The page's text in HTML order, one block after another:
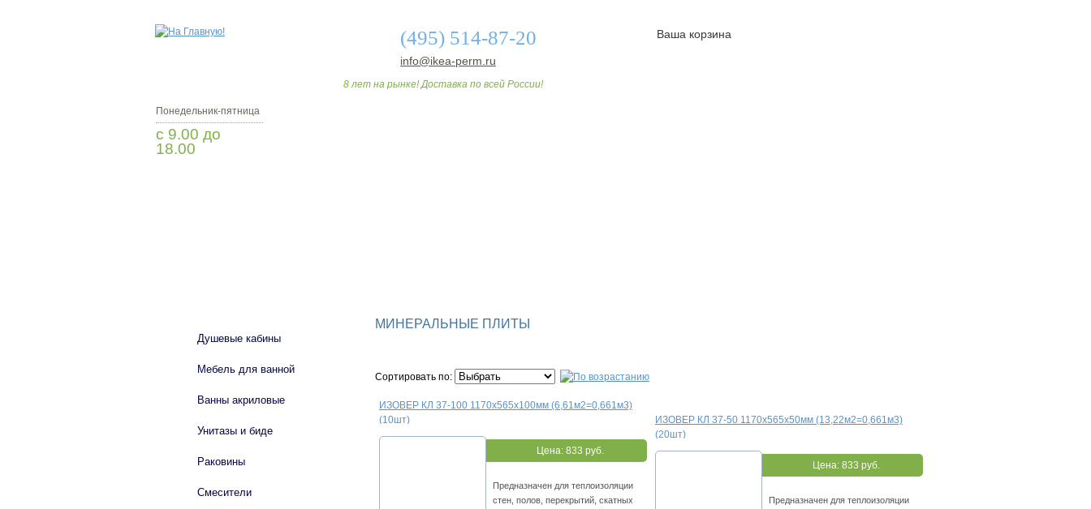
(495) 514-87-20
info@ikea-perm.ru
8 лет на рынке! Доставка по всей России!
Ваша корзина
Понедельник-пятница
с 9.00 до
18.00
МИНЕРАЛЬНЫЕ ПЛИТЫ
Сортировать по:
ИЗОВЕР КЛ 37-100 1170х565х100мм (6,61м2=0,661м3)
(10шт)
Цена: 833 руб.
Предназначен для теплоизоляции
стен, полов, перекрытий, скатных
ИЗОВЕР КЛ 37-50 1170х565х50мм (13,22м2=0,661м3)
(20шт)
Цена: 833 руб.
Предназначен для теплоизоляции
Душевые кабины
Мебель для ванной
Ванны акриловые
Унитазы и биде
Раковины
Смесители